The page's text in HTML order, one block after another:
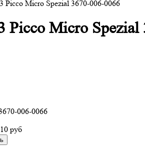
Micro Spezial 3670-006-0066
Picco Micro
006-0066
руб